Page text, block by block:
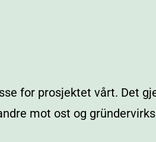
for prosjektet vårt. Det
mot ost og